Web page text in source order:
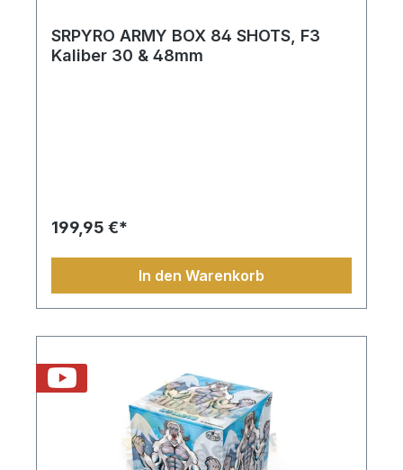
SRPYRO ARMY BOX 84 SHOTS, F3
Kaliber 30 & 48mm
199,95 €*
In den Warenkorb